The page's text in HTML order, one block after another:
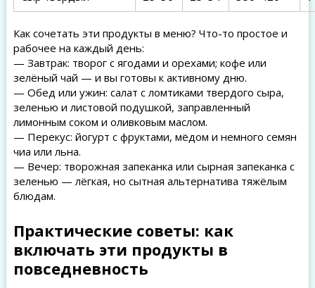
Как сочетать эти продукты в меню? Что-то простое и
рабочее на каждый день:
— Завтрак: творог с ягодами и орехами; кофе или
зелёный чай — и вы готовы к активному дню.
— Обед или ужин: салат с ломтиками твердого сыра,
зеленью и листовой подушкой, заправленный
лимонным соком и оливковым маслом.
— Перекус: йогурт с фруктами, мёдом и немного семян
чиа или льна.
— Вечер: творожная запеканка или сырная запеканка с
зеленью — лёгкая, но сытная альтернатива тяжёлым
блюдам.
Практические советы: как
включать эти продукты в
повседневность